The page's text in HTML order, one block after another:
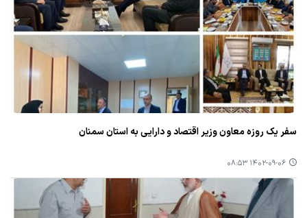
سفر یك روزه معاون وزیر اقتصاد و دارایی به استان سمنان
۱۴۰۲-۰۹-۰۶ ۰۸:۵۳